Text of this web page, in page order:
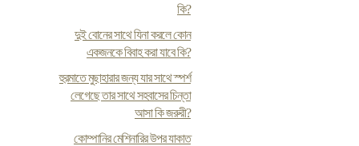
কি?
দুই বোনের সাথে যিনা করলে কোন
একজনকে বিবাহ করা যাবে কি?
হুরমাতে মুছাহারার জন্য যার সাথে স্পর্শ
লেগেছে তার সাথে সহবাসের চিন্তা
আসা কি জরুরী?
কোম্পানির মেশিনারির উপর যাকাত